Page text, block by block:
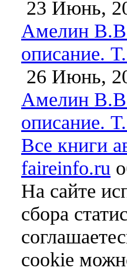
23 Июнь,
Амелин В.В.
описание.
26 Июнь,
Амелин В.В.
описание.
Все книги
faireinfo.ru
На сайте
сбора
cookie